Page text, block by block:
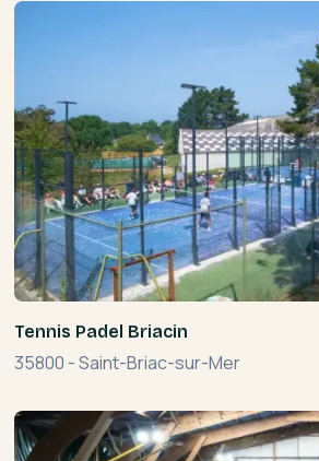
Tennis Padel Briacin
35800 -Saint-Briac-sur-Mer